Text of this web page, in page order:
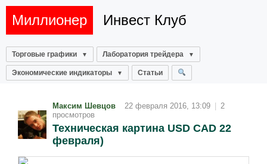
Миллионер Инвест Клуб
Торговые графики Лаборатория трейдера
Экономические индикаторы Статьи
Максим Шевцов 22 февраля 2016, 13:09
2
просмотров
Техническая картина USD CAD 22
февраля)